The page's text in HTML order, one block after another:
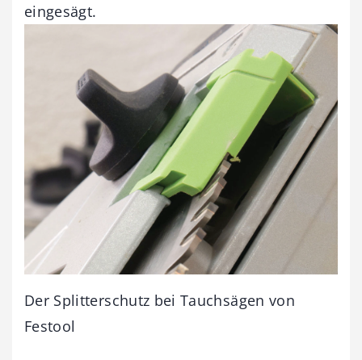
eingesägt.
Der Splitterschutz bei Tauchsägen von
Festool